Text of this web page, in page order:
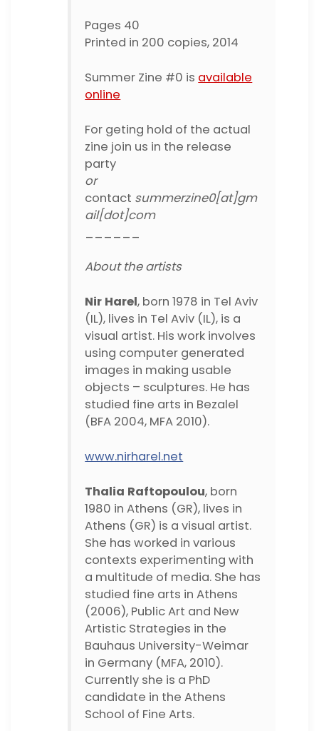
Pages 40
Printed in 200 copies, 2014
Summer Zine #0 is available
online
For geting hold of the actual
zine join us in the release
party
or
contact summerzine0[at]gm
ail[dot]com
About the artists
Nir Harel, born 1978 in Tel Aviv
(IL), lives in Tel Aviv (IL), is a
visual artist. His work involves
using computer generated
images in making usable
objects – sculptures. He has
studied fine arts in Bezalel
(BFA 2004, MFA 2010).
www.nirharel.net
Thalia Raftopoulou, born
1980 in Athens (GR), lives in
Athens (GR) is a visual artist.
She has worked in various
contexts experimenting with
a multitude of media. She has
studied fine arts in Athens
(2006), Public Art and New
Artistic Strategies in the
Bauhaus University-Weimar
in Germany (MFA, 2010).
Currently she is a PhD
candidate in the Athens
School of Fine Arts.